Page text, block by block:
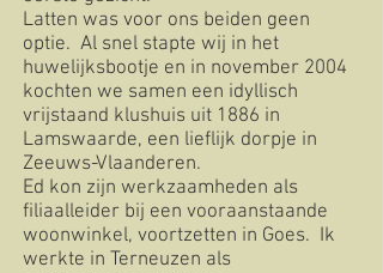
Latten was voor ons beiden geen
optie. Al snel stapte wij in het
huwelijksbootje en in november 2004
kochten we samen een idyllisch
vrijstaand klushuis uit 1886 in
Lamswaarde, een lieflijk dorpje in
Zeeuws-Vlaanderen.
Ed kon zijn werkzaamheden als
filiaalleider bij een vooraanstaande
woonwinkel, voortzetten in Goes. Ik
werkte in Terneuzen als